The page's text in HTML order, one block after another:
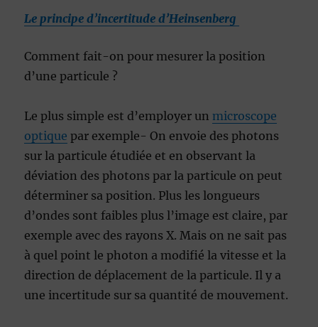
Le principe d’incertitude d’Heinsenberg
Comment fait-on pour mesurer la position
d’une particule ?
Le plus simple est d’employer unmicroscope
optique par exemple- On envoie des photons
sur la particule étudiée et en observant la
déviation des photons par la particule on peut
déterminer sa position. Plus les longueurs
d’ondes sont faibles plus l’image est claire, par
exemple avec des rayons X. Mais on ne sait pas
à quel point le photon a modifié la vitesse et la
direction de déplacement de la particule. Il y a
une incertitude sur sa quantité de mouvement.